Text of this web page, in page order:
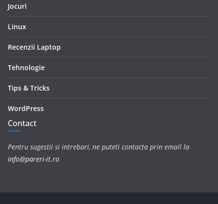
Jocuri
Linux
Recenzii Laptop
Tehnologie
Tips & Tricks
WordPress
Contact
Pentru sugestii si intrebari, ne puteti contacta prin email la
info@pareri-it.ro